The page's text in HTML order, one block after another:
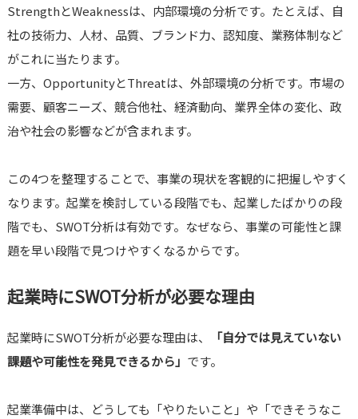
StrengthとWeaknessは、内部環境の分析です。たとえば、自
社の技術力、人材、品質、ブランド力、認知度、業務体制など
がこれに当たります。
一方、OpportunityとThreatは、外部環境の分析です。市場の
需要、顧客ニーズ、競合他社、経済動向、業界全体の変化、政
治や社会の影響などが含まれます。
この4つを整理することで、事業の現状を客観的に把握しやすく
なります。起業を検討している段階でも、起業したばかりの段
階でも、SWOT分析は有効です。なぜなら、事業の可能性と課
題を早い段階で見つけやすくなるからです。
起業時にSWOT分析が必要な理由
起業時にSWOT分析が必要な理由は、
「自分では見えていない
課題や可能性を発見できるから」 です。
起業準備中は、どうしても「やりたいこと」や「できそうなこ